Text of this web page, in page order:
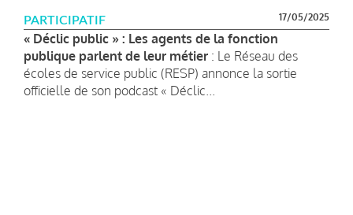
PARTICIPATIF 17/05/2025
« Déclic public » : Les agents de la fonction
publique parlent de leur métier : Le Réseau des
écoles de service public (RESP) annonce la sortie
officielle de son podcast « Déclic...